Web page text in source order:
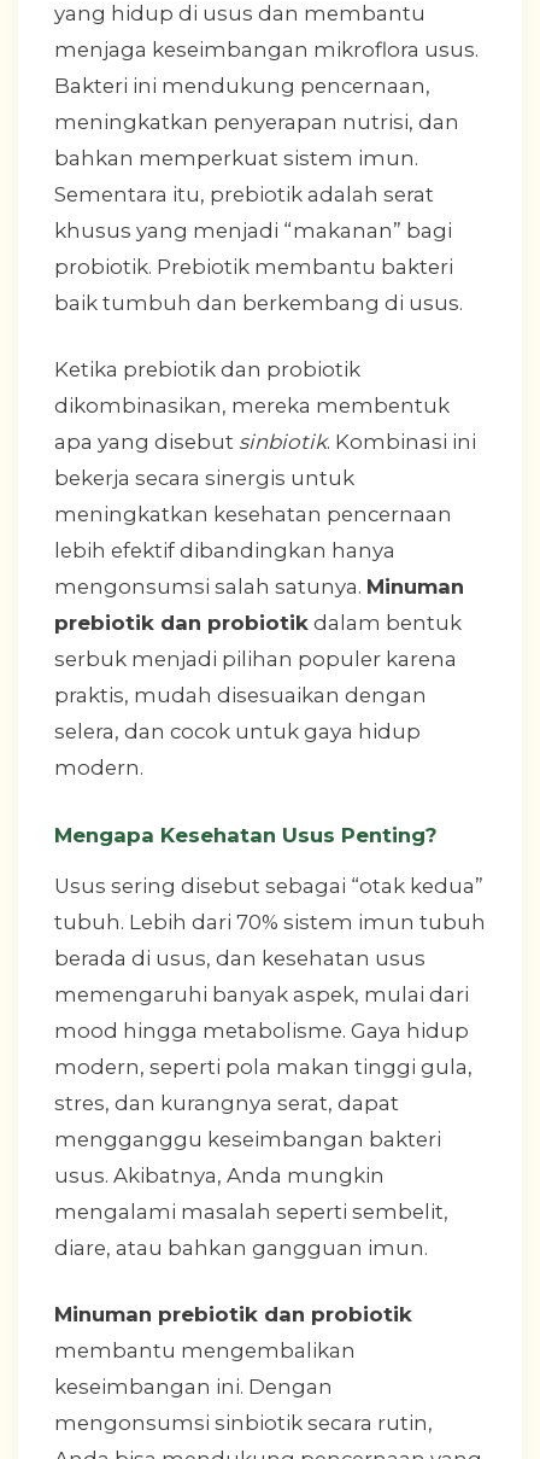
yang hidup di usus dan membantu
menjaga keseimbangan mikroflora usus.
Bakteri ini mendukung pencernaan,
meningkatkan penyerapan nutrisi, dan
bahkan memperkuat sistem imun.
Sementara itu, prebiotik adalah serat
khusus yang menjadi “makanan” bagi
probiotik. Prebiotik membantu bakteri
baik tumbuh dan berkembang di usus.
Ketika prebiotik dan probiotik
dikombinasikan, mereka membentuk
apa yang disebut sinbiotik. Kombinasi ini
bekerja secara sinergis untuk
meningkatkan kesehatan pencernaan
lebih efektif dibandingkan hanya
mengonsumsi salah satunya. Minuman
prebiotik dan probiotik dalam bentuk
serbuk menjadi pilihan populer karena
praktis, mudah disesuaikan dengan
selera, dan cocok untuk gaya hidup
modern.
Mengapa Kesehatan Usus Penting?
Usus sering disebut sebagai “otak kedua”
tubuh. Lebih dari 70% sistem imun tubuh
berada di usus, dan kesehatan usus
memengaruhi banyak aspek, mulai dari
mood hingga metabolisme. Gaya hidup
modern, seperti pola makan tinggi gula,
stres, dan kurangnya serat, dapat
mengganggu keseimbangan bakteri
usus. Akibatnya, Anda mungkin
mengalami masalah seperti sembelit,
diare, atau bahkan gangguan imun.
Minuman prebiotik dan probiotik
membantu mengembalikan
keseimbangan ini. Dengan
mengonsumsi sinbiotik secara rutin,